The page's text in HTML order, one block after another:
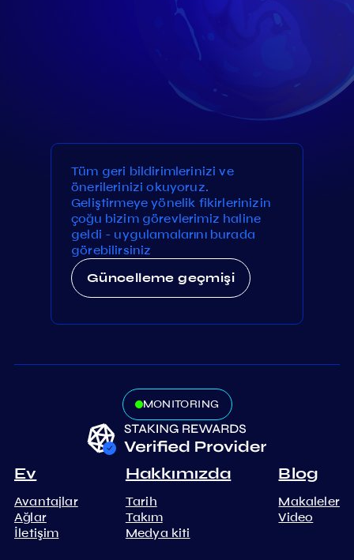
Tüm geri bildirimlerinizi ve
önerilerinizi okuyoruz.
Geliştirmeye yönelik fikirlerinizin
çoğu bizim görevlerimiz haline
geldi - uygulamalarını burada
görebilirsiniz
Güncelleme geçmişi
MONITORING
Ev
Avantajlar
Ağlar
İletişim
Hakkımızda
Tarih
Takım
Medya kiti
Blog
Makaleler
Video